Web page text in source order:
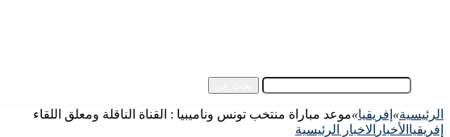
الرئيسية» إفريقيا»موعد مباراة منتخب تونس وناميبيا : القناة الناقلة ومعلق اللقاء
إفريقيا الأخبار الاخبار الرئيسية